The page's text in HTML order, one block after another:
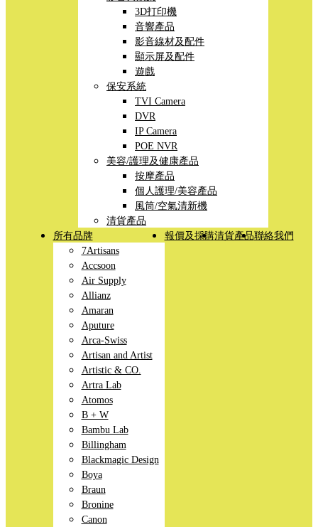
3D打印機
音響產品
影音線材及配件
顯示屏及配件
遊戲
保安系統
TVI Camera
DVR
IP Camera
POE NVR
美容/護理及健康產品
按摩產品
個人護理/美容產品
風筒/空氣清新機
清貨產品
所有品牌
7Artisans
Accsoon
Air Supply
Allianz
Amaran
Aputure
Arca-Swiss
Artisan and Artist
Artistic & CO.
Artra Lab
Atomos
B + W
Bambu Lab
Billingham
Blackmagic Design
Boya
Braun
Bronine
Canon
報價及採購清貨產品聯絡我們